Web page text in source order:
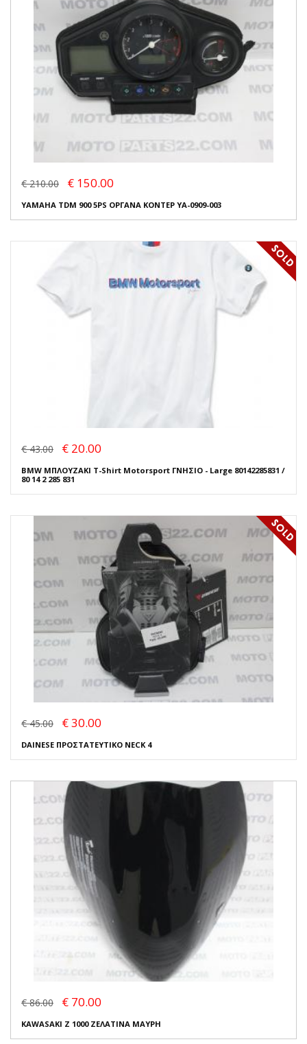
€ 210.00 € 150.00
YAMAHA TDM 900 5PS ΟΡΓΑΝΑ ΚΟΝΤΕΡ YA-0909-003
€ 43.00 € 20.00
BMW ΜΠΛΟΥΖΑΚΙ T-Shirt Motorsport ΓΝΗΣΙΟ - Large 80142285831 /
80 14 2 285 831
€ 45.00 € 30.00
DAINESE ΠΡΟΣΤΑΤΕΥΤΙΚΟ NECK 4
€ 86.00 € 70.00
KAWASAKI Z 1000 ΖΕΛΑΤΙΝΑ ΜΑΥΡΗ